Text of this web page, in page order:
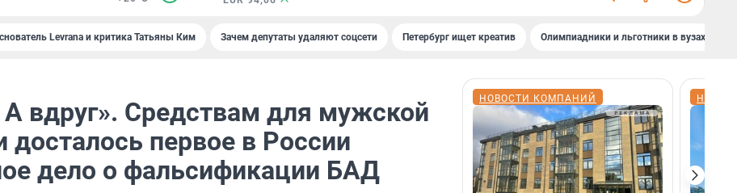
Levrana и критика Татьяны Ким Зачем депутаты удаляют соцсети Петербург ищет креатив Олимпиадники и льготники в вузах СПб
А вдруг». Средствам для мужской
досталось первое в России
дело о фальсификации БАД
НОВОСТИ КОМПАНИЙ